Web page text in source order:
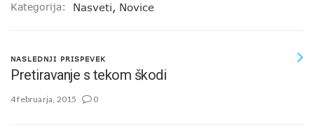
Kategorija: Nasveti, Novice
NASLEDNJI PRISPEVEK
Pretiravanje s tekom škodi
4 februarja, 2015 0